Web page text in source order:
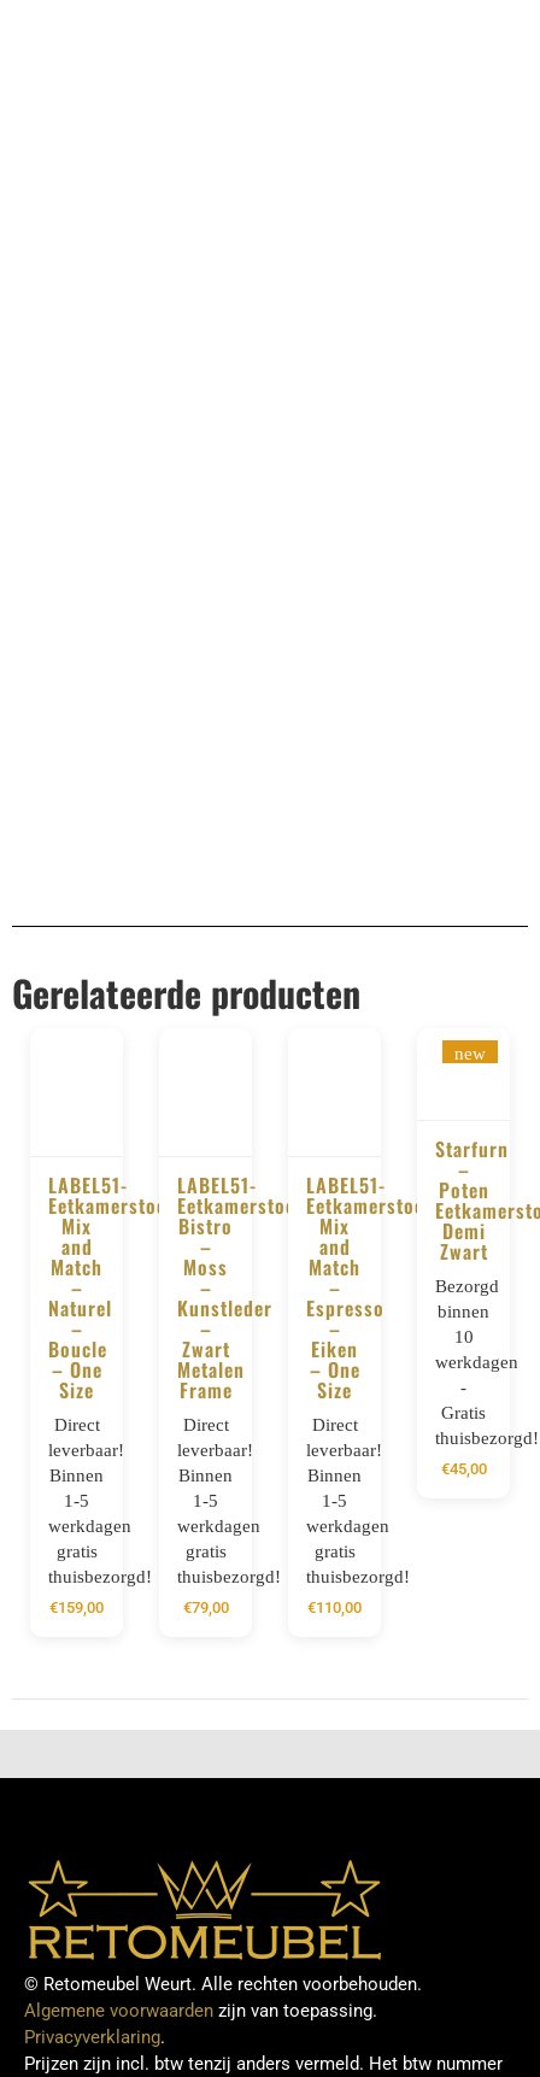
Gerelateerde producten
BESTELLEN
LABEL51-
Eetkamerstoel
Mix
and
Match
–
Naturel
–
Boucle
– One
Size
Direct
leverbaar!
Binnen
1-5
werkdagen
gratis
thuisbezorgd!
€159,00
BESTELLEN
LABEL51-
Eetkamerstoel
Bistro
–
Moss
–
Kunstleder
–
Zwart
Metalen
Frame
Direct
leverbaar!
Binnen
1-5
werkdagen
gratis
thuisbezorgd!
€79,00
BESTELLEN
LABEL51-
Eetkamerstoel
Mix
and
Match
–
Espresso
–
Eiken
– One
Size
Direct
leverbaar!
Binnen
1-5
werkdagen
gratis
thuisbezorgd!
€110,00
BESTELLEN
new
Starfurn
–
Poten
Demi
Zwart
Bezorgd
binnen
10
werkdagen
-
Gratis
thuisbezorgd!
€45,00
© Retomeubel Weurt. Alle rechten voorbehouden.
Algemene voorwaarden zijn van toepassing.
Privacyverklaring.
Prijzen zijn incl. btw tenzij anders vermeld. Het btw nummer